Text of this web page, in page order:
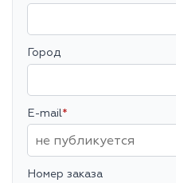
Город
E-mail*
Номер заказа